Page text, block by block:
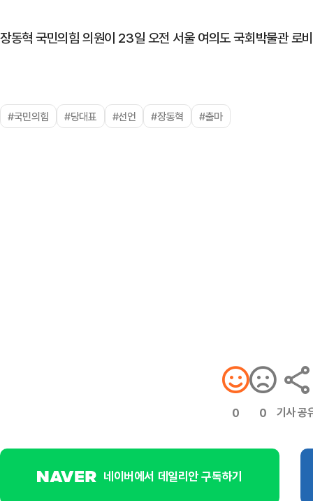
장동혁 국민의힘 의원이 23일 오전 서울 여의도 국회박물관 로
#국민의힘 #당대표 #선언 #장동혁 #출마
0 0 기사 공
네이버에서 데일리안 구독하기